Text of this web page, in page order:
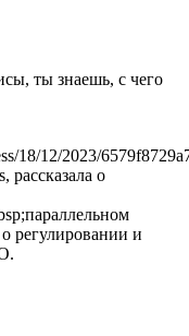
ты знаешь, с чего
18/12/2023/
рассказала о
регулировании и